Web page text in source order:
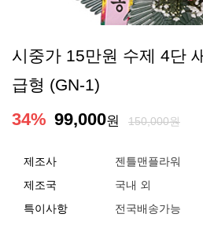
시중가 15만원 수제 4단
급형 (GN-1)
34% 99,000원 150,000원
제조사
젠틀맨플라워
제조국
국내 외
특이사항
전국배송가능